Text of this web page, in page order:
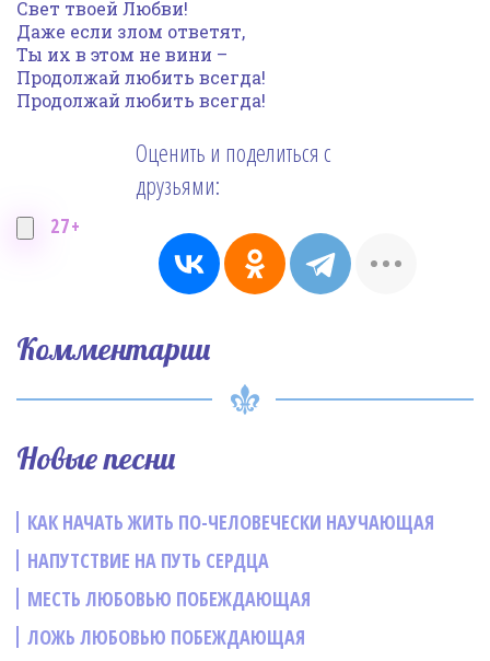
Свет твоей Любви!
Даже если злом ответят,
Ты их в этом не вини –
Продолжай любить всегда!
Продолжай любить всегда!
27+
Оценить и поделиться с
друзьями:
Комментарии
Новые песни
КАК НАЧАТЬ ЖИТЬ ПО-ЧЕЛОВЕЧЕСКИ НАУЧАЮЩАЯ
НАПУТСТВИЕ НА ПУТЬ СЕРДЦА
МЕСТЬ ЛЮБОВЬЮ ПОБЕЖДАЮЩАЯ
ЛОЖЬ ЛЮБОВЬЮ ПОБЕЖДАЮЩАЯ